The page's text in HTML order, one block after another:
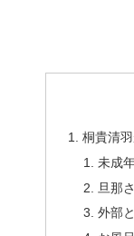
桐貴清
未成
旦那
外部